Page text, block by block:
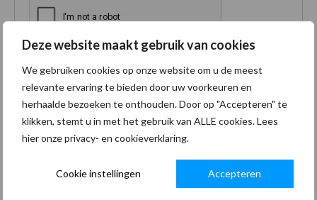
Deze website maakt gebruik van cookies
We gebruiken cookies op onze website om u de meest
relevante ervaring te bieden door uw voorkeuren en
herhaalde bezoeken te onthouden. Door op "Accepteren" te
klikken, stemt u in met het gebruik van ALLE cookies. Lees
hier onze privacy- en cookieverklaring.
Cookie instellingen Accepteren
Je persoonlijke gegevens worden gebruikt om je
ervaring op deze site te ondersteunen, om toegang
tot je account te beheren en voor andere doeleinden
zoals omschreven in onzeprivacybeleid.